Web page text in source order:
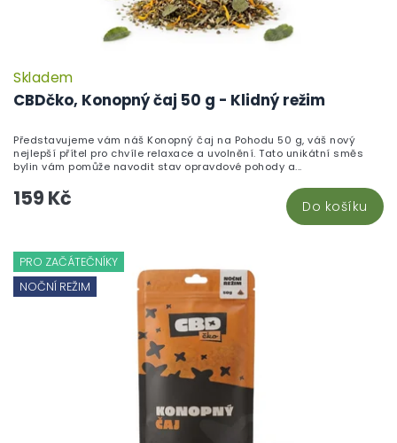
CBDčko, Konopný čaj 50 g - Klidný režim
Skladem
159 Kč Do košíku
Představujeme vám náš Konopný čaj na Pohodu 50 g, váš nový
nejlepší přítel pro chvíle relaxace a uvolnění. Tato unikátní směs
bylin vám pomůže navodit stav opravdové pohody a...
PRO ZAČÁTEČNÍKY
NOČNÍ REŽIM